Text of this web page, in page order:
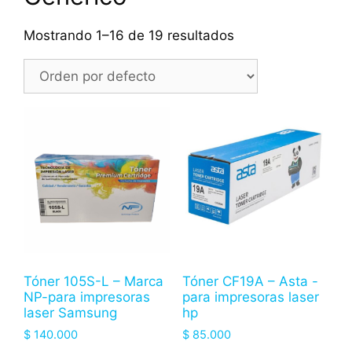
Mostrando 1–16 de 19 resultados
Tóner 105S-L – Marca
NP-para impresoras
laser Samsung
$ 140.000
Tóner CF19A – Asta -
para impresoras laser
hp
$85.000